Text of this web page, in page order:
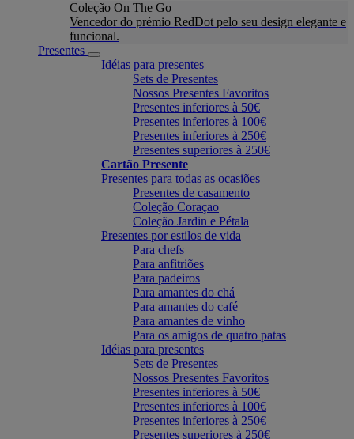
Coleção On The Go
Vencedor do prémio RedDot pelo seu design elegante e
funcional.
Presentes
Idéias para presentes
Sets de Presentes
Nossos Presentes Favoritos
Presentes inferiores à 50€
Presentes inferiores à 100€
Presentes inferiores à 250€
Presentes superiores à 250€
Cartão Presente
Presentes para todas as ocasiões
Presentes de casamento
Coleção Coraçao
Coleção Jardin e Pétala
Presentes por estilos de vida
Para chefs
Para anfitriões
Para padeiros
Para amantes do chá
Para amantes do café
Para amantes de vinho
Para os amigos de quatro patas
Idéias para presentes
Sets de Presentes
Nossos Presentes Favoritos
Presentes inferiores à 50€
Presentes inferiores à 100€
Presentes inferiores à 250€
Presentes superiores à 250€